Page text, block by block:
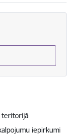
teritorijā
iepirkumi